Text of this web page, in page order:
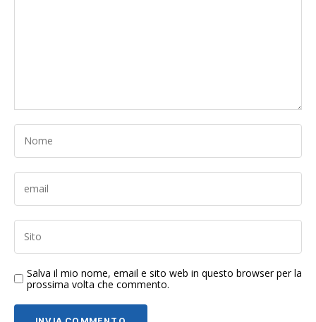
Salva il mio nome, email e sito web in questo browser per la
prossima volta che commento.